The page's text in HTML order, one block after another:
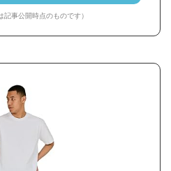
記事公開時点のものです）